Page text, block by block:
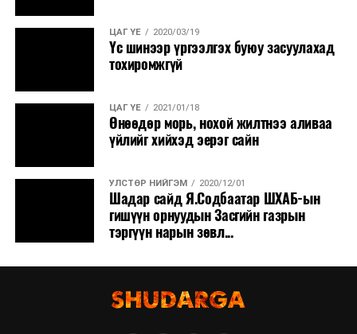
ЦАГ ҮЕ 2020/03/19
Үс шинээр үргээлгэх буюу засуулахад
тохиромжгүй
ЦАГ ҮЕ 2021/01/18
Өнөөдөр морь, нохой жилтнээ аливаа
үйлийг хийхэд эерэг сайн
УЛСТӨР НИЙГЭМ 2020/12/01
Шадар сайд Я.Содбаатар ШХАБ-ын
гишүүн орнуудын Засгийн газрын
тэргүүн нарын зөвл...